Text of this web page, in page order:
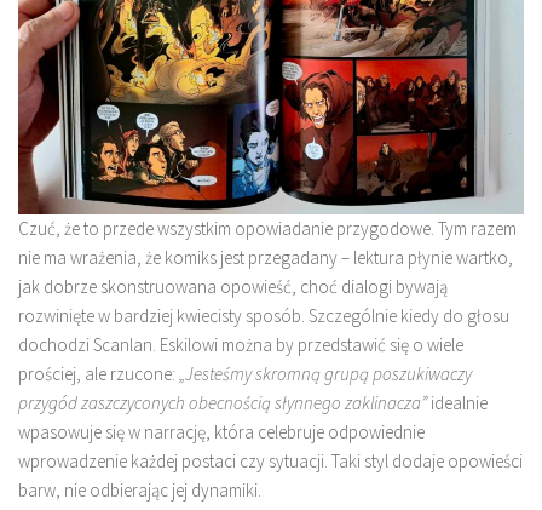
Czuć, że to przede wszystkim opowiadanie przygodowe. Tym razem
nie ma wrażenia, że komiks jest przegadany – lektura płynie wartko,
jak dobrze skonstruowana opowieść, choć dialogi bywają
rozwinięte w bardziej kwiecisty sposób. Szczególnie kiedy do głosu
dochodzi Scanlan. Eskilowi można by przedstawić się o wiele
prościej, ale rzucone: „Jesteśmy skromną grupą poszukiwaczy
przygód zaszczyconych obecnością słynnego zaklinacza”idealnie
wpasowuje się w narrację, która celebruje odpowiednie
wprowadzenie każdej postaci czy sytuacji. Taki styl dodaje opowieści
barw, nie odbierając jej dynamiki.